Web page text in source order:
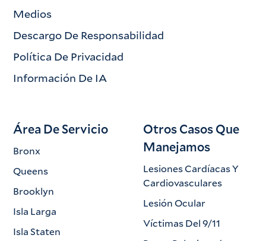
Medios
Descargo De Responsabilidad
Política De Privacidad
Información De IA
Área De Servicio
Bronx
Queens
Brooklyn
Isla Larga
Isla Staten
Otros Casos Que
Manejamos
Lesiones Cardíacas Y
Cardiovasculares
Lesión Ocular
Víctimas Del 9/11